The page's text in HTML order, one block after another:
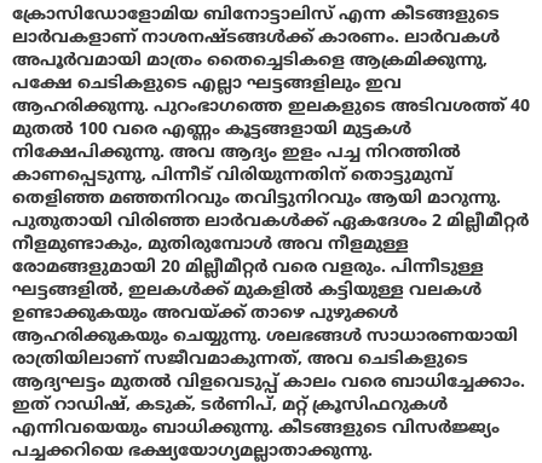
ക്രോസിഡോളോമിയ ബിനോട്ടാലിസ് എന്ന കീടങ്ങളുടെ
ലാർവകളാണ് നാശനഷ്ടങ്ങൾക്ക് കാരണം. ലാർവകൾ
അപൂർവമായി മാത്രം തൈച്ചെടികളെ ആക്രമിക്കുന്നു,
പക്ഷേ ചെടികളുടെ എല്ലാ ഘട്ടങ്ങളിലും ഇവ
ആഹരിക്കുന്നു. പുറംഭാഗത്തെ ഇലകളുടെ അടിവശത്ത് 40
മുതൽ 100 ​​വരെ എണ്ണം കൂട്ടങ്ങളായി മുട്ടകൾ
നിക്ഷേപിക്കുന്നു. അവ ആദ്യം ഇളം പച്ച നിറത്തിൽ
കാണപ്പെടുന്നു, പിന്നീട് വിരിയുന്നതിന് തൊട്ടുമുമ്പ്
തെളിഞ്ഞ മഞ്ഞനിറവും തവിട്ടുനിറവും ആയി മാറുന്നു.
പുതുതായി വിരിഞ്ഞ ലാർവകൾക്ക് ഏകദേശം 2 മില്ലീമീറ്റർ
നീളമുണ്ടാകും, മുതിരുമ്പോൾ അവ നീളമുള്ള
രോമങ്ങളുമായി 20 മില്ലീമീറ്റർ വരെ വളരും. പിന്നീടുള്ള
ഘട്ടങ്ങളിൽ, ഇലകൾക്ക് മുകളിൽ കട്ടിയുള്ള വലകൾ
ഉണ്ടാക്കുകയും അവയ്ക്ക് താഴെ പുഴുക്കൾ
ആഹരിക്കുകയും ചെയ്യുന്നു. ശലഭങ്ങൾ സാധാരണയായി
രാത്രിയിലാണ് സജീവമാകുന്നത്, അവ ചെടികളുടെ
ആദ്യഘട്ടം മുതൽ വിളവെടുപ്പ് കാലം വരെ ബാധിച്ചേക്കാം.
ഇത് റാഡിഷ്, കടുക്, ടര്‍ണിപ്, മറ്റ് ക്രൂസിഫറുകൾ
എന്നിവയെയും ബാധിക്കുന്നു. കീടങ്ങളുടെ വിസർജ്ജ്യം
പച്ചക്കറിയെ ഭക്ഷ്യയോഗ്യമല്ലാതാക്കുന്നു.